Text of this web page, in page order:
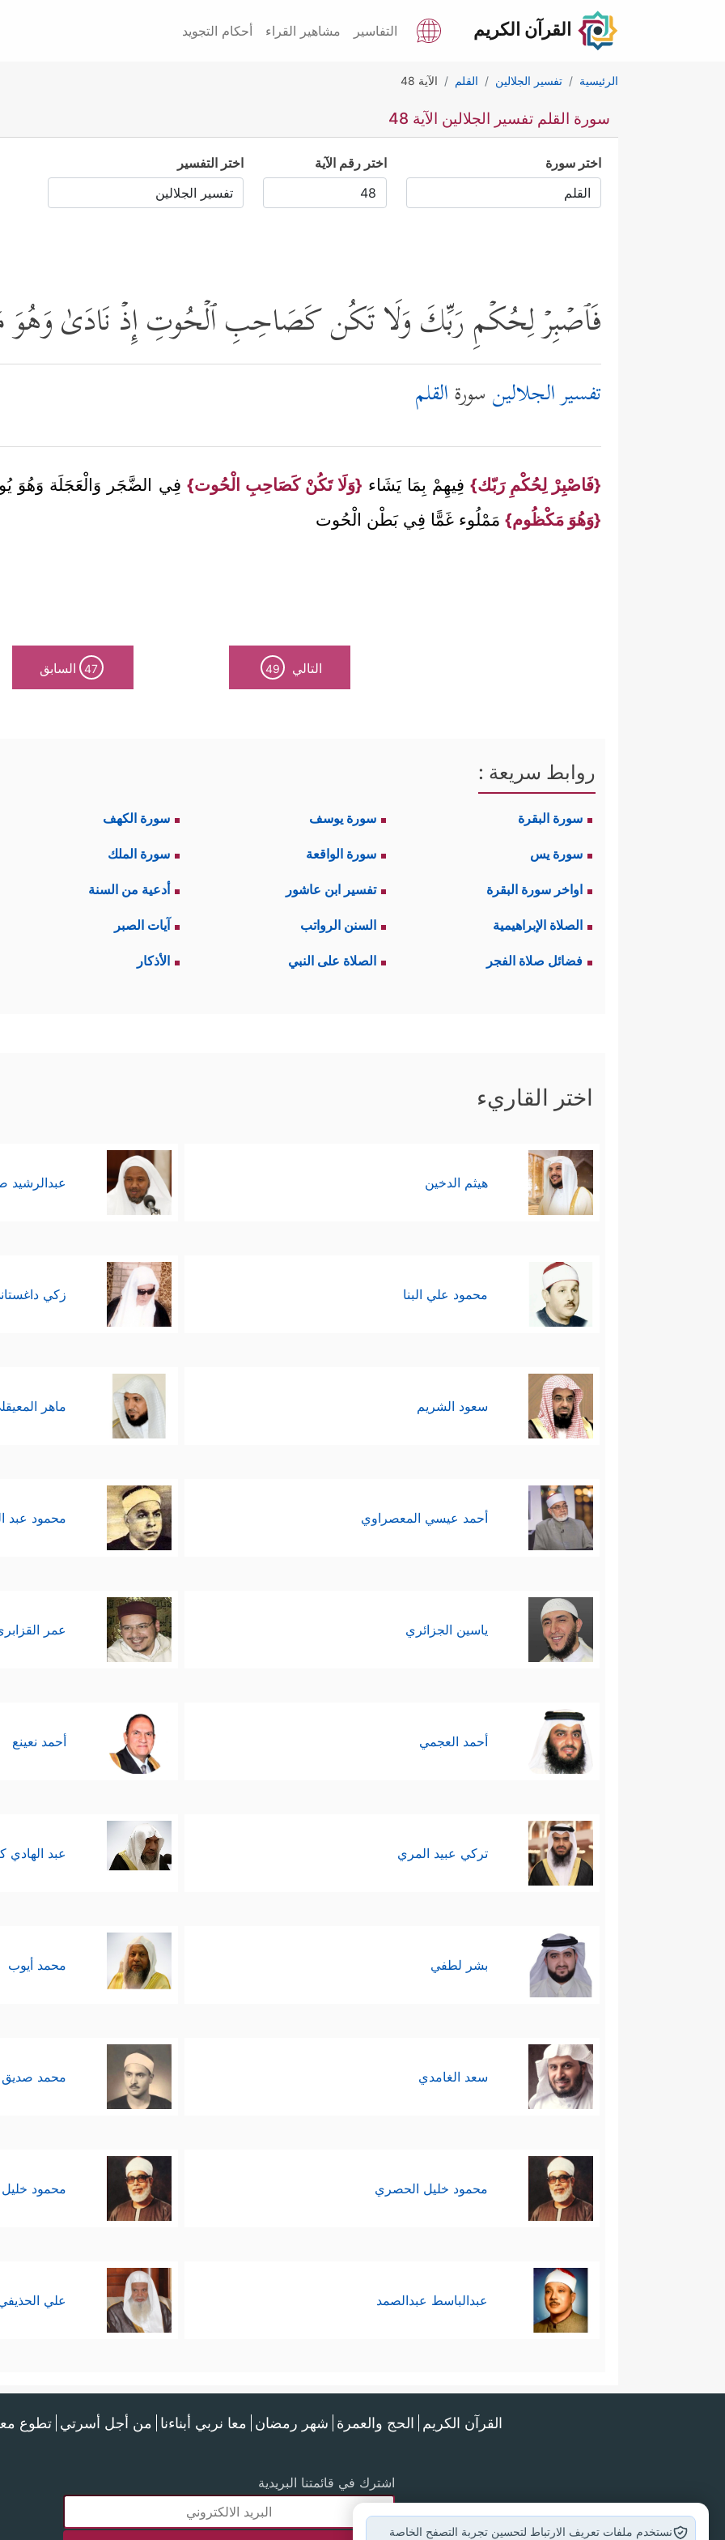
القرآن الكريم التفاسير مشاهير القراء أحكام التجويد
الرئيسية تفسير الجلالين القلم الآية 48
سورة القلم تفسير الجلالين الآية 48
اختر سورة اختر رقم الآية اختر التفسير
فَٱصۡبِرۡ لِحُكۡمِ رَبِّكَ وَلَا تَكُن كَصَاحِبِ ٱلۡحُوتِ إِذۡ نَادَىٰ
تفسير الجلالين سورةالقلم
{فَاصْبِرْ لِحُكْمِ رَبّك} فِيهِمْ بِمَا يَشَاء {وَلَا تَكُنْ كَصَاحِبِ الْحُوت} فِي الضَّجَر وَالْعَجَلَة وَهُوَ
{وَهُوَ مَكْظُوم} مَمْلُوء غَمًّا فِي بَطْن الْحُوت
التالي 49
47 السابق
روابط سريعة :
سورة البقرة سورة يوسف سورة الكهف
سورة يس سورة الواقعة سورة الملك
اواخر سورة البقرة تفسير ابن عاشور أدعية من السنة
الصلاة الإبراهيمية السنن الرواتب آيات الصبر
فضائل صلاة الفجر الصلاة على النبي الأذكار
اختر القاريء
هيثم الدخين عبدالرشيد
محمود علي البنا زكي
سعود الشريم ماهر
أحمد عيسي المعصراوي محمود عبد
ياسين الجزائري عمر
أحمد العجمي أحمد نعينع
تركي عبيد المري عبد الهادي
بشر لطفي محمد أيوب
سعد الغامدي محمد صديق
محمود خليل الحصري محمود
عبدالباسط عبدالصمد علي
القرآن الكريم الحج والعمرة شهر رمضان معا نربي أبناءنا من أجل أسرتي تطوع
اشترك في قائمتنا البريدية
نستخدم ملفات تعريف الارتباط لتحسين تجربة التصفح الخاصة